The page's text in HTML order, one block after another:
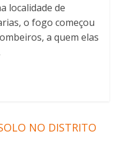
localidade de
o fogo começou
a quem elas
NO DISTRITO